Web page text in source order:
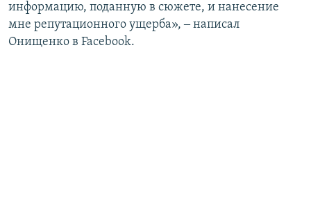
информацию, поданную в сюжете, и нанесение
мне репутационного ущерба», ‒ написал
Онищенко в Facebook.